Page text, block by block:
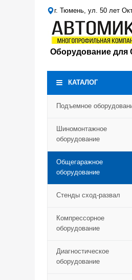
г. Тюмень, ул. 50 лет
Оборудование для
КАТАЛОГ
Подъемное
Шиномонтажное
оборудование
Общегаражное
оборудование
Стенды сход-развал
Компрессорное
оборудование
Диагностическое
оборудование